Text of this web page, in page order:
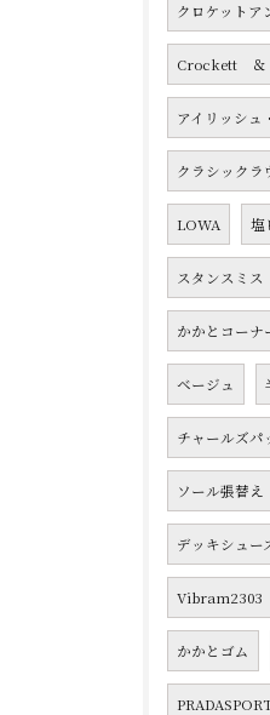
クロケットア
Crockett
アイリッシュ
クラシックラ
LOWA 塩
スタンスミス
かかとコーナ
ベージュ
チャールズパ
ソール張替え
デッキシュー
Vibram2303
かかとゴム